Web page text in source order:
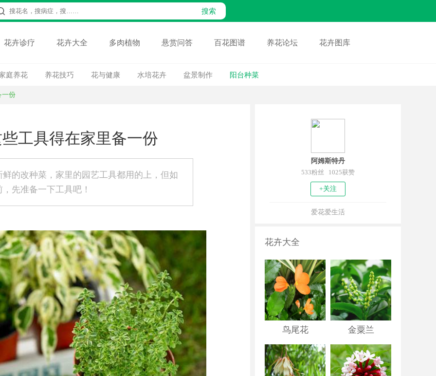
花卉诊疗 花卉大全 多肉植物 悬赏问答 百花图谱 养花论坛 花卉图库
庭养花 养花技巧 花与健康 水培花卉 盆景制作 阳台种菜
一份
工具得在家里备一份
的改种菜，家里的园艺工具都用的上，但如
先准备一下工具吧！
阿姆斯特丹
533粉丝 1025获赞
+关注
爱花爱生活
花卉大全
鸟尾花 金粟兰